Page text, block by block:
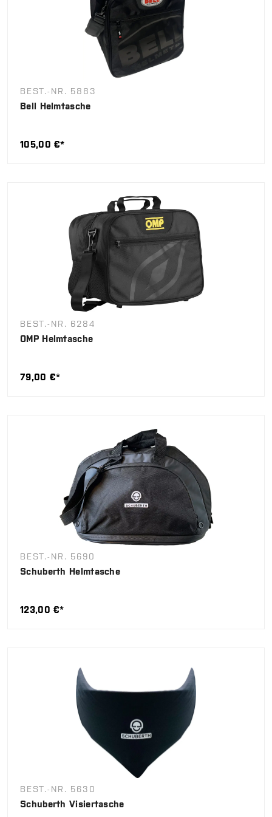
BEST.-NR. 5883
Bell Helmtasche
105,00 €*
BEST.-NR. 6284
OMP Helmtasche
79,00 €*
BEST.-NR. 5690
Schuberth Helmtasche
123,00 €*
BEST.-NR. 5630
Schuberth Visiertasche